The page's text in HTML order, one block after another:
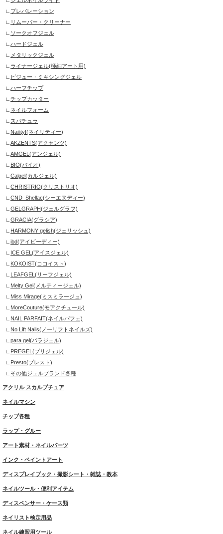
プレパレーション
リムーバー・クリーナー
ソークオフジェル
ハードジェル
メタリックジェル
ライナージェル(極細アート用)
ビジュー・ミキシングジェル
ハーフチップ
チップカッター
ネイルフォーム
スパチュラ
Naility!(ネイリティー)
AKZENTS(アクセンツ)
AMGEL(アンジェル)
BIO(バイオ)
Calgel(カルジェル)
CHRISTRIO(クリストリオ)
CND_Shellac(シーエヌディー)
GELGRAPH(ジェルグラフ)
GRACIA(グラシア)
HARMONY gelish(ジェリッシュ)
ibd(アイビーディー)
ICE GEL(アイスジェル)
KOKOIST(ココイスト)
LEAFGEL(リーフジェル)
Melty Gel(メルティージェル)
Miss Mirage(ミスミラージュ)
MoreCouture(モアクチュール)
NAIL PARFAIT(ネイルパフェ)
No Lift Nails(ノーリフトネイルズ)
para gel(パラジェル)
PREGEL(プリジェル)
Presto(プレスト)
その他ジェルブランド各種
アクリル スカルプチュア
ネイルマシン
チップ各種
ラップ・グルー
アート素材・ネイルパーツ
インク・ペイントアート
ディスプレイブック・撮影シート・雑誌・教本
ネイルツール・便利アイテム
ディスペンサー・ケース類
ネイリスト検定用品
ネイル練習用ツール